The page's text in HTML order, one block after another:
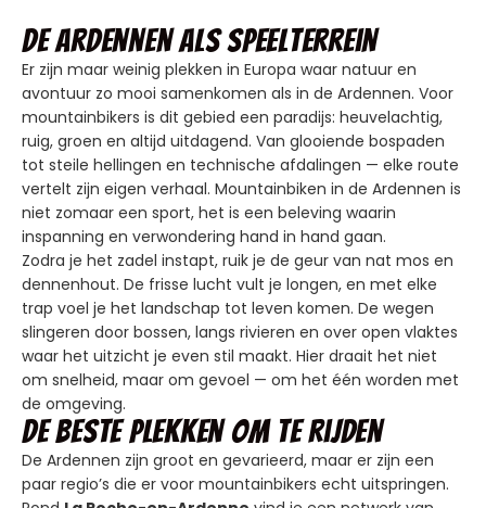
De Ardennen als speelterrein
Er zijn maar weinig plekken in Europa waar natuur en
avontuur zo mooi samenkomen als in de Ardennen. Voor
mountainbikers is dit gebied een paradijs: heuvelachtig,
ruig, groen en altijd uitdagend. Van glooiende bospaden
tot steile hellingen en technische afdalingen — elke route
vertelt zijn eigen verhaal. Mountainbiken in de Ardennen is
niet zomaar een sport, het is een beleving waarin
inspanning en verwondering hand in hand gaan.
Zodra je het zadel instapt, ruik je de geur van nat mos en
dennenhout. De frisse lucht vult je longen, en met elke
trap voel je het landschap tot leven komen. De wegen
slingeren door bossen, langs rivieren en over open vlaktes
waar het uitzicht je even stil maakt. Hier draait het niet
om snelheid, maar om gevoel — om het één worden met
de omgeving.
De beste plekken om te rijden
De Ardennen zijn groot en gevarieerd, maar er zijn een
paar regio’s die er voor mountainbikers echt uitspringen.